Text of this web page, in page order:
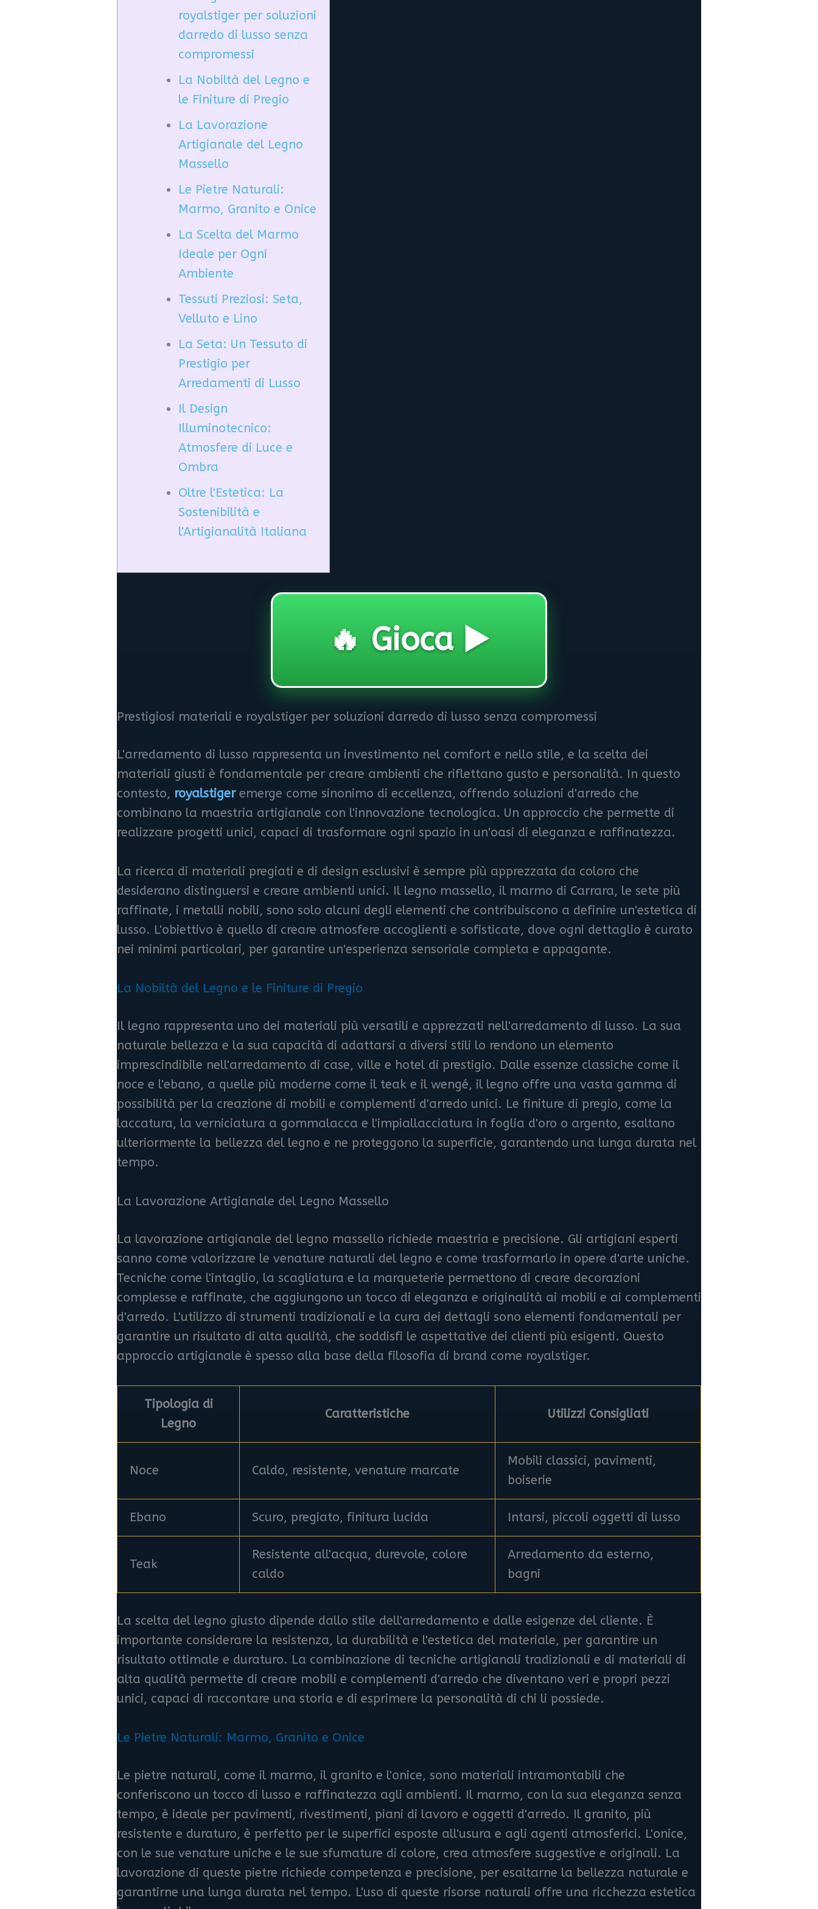
royalstiger per soluzioni
darredo di lusso senza
compromessi
La Nobiltà del Legno e
le Finiture di Pregio
La Lavorazione
Artigianale del Legno
Massello
Le Pietre Naturali:
Marmo, Granito e Onice
La Scelta del Marmo
Ideale per Ogni
Ambiente
Tessuti Preziosi: Seta,
Velluto e Lino
La Seta: Un Tessuto di
Prestigio per
Arredamenti di Lusso
Il Design
Illuminotecnico:
Atmosfere di Luce e
Ombra
Oltre l'Estetica: La
Sostenibilità e
l'Artigianalità Italiana
🔥 Gioca ▶️
Prestigiosi materiali e royalstiger per soluzioni darredo di lusso senza compromessi
L'arredamento di lusso rappresenta un investimento nel comfort e nello stile, e la scelta dei
materiali giusti è fondamentale per creare ambienti che riflettano gusto e personalità. In questo
contesto, royalstigeremerge come sinonimo di eccellenza, offrendo soluzioni d'arredo che
combinano la maestria artigianale con l'innovazione tecnologica. Un approccio che permette di
realizzare progetti unici, capaci di trasformare ogni spazio in un'oasi di eleganza e raffinatezza.
La ricerca di materiali pregiati e di design esclusivi è sempre più apprezzata da coloro che
desiderano distinguersi e creare ambienti unici. Il legno massello, il marmo di Carrara, le sete più
raffinate, i metalli nobili, sono solo alcuni degli elementi che contribuiscono a definire un'estetica di
lusso. L'obiettivo è quello di creare atmosfere accoglienti e sofisticate, dove ogni dettaglio è curato
nei minimi particolari, per garantire un'esperienza sensoriale completa e appagante.
La Nobiltà del Legno e le Finiture di Pregio
Il legno rappresenta uno dei materiali più versatili e apprezzati nell'arredamento di lusso. La sua
naturale bellezza e la sua capacità di adattarsi a diversi stili lo rendono un elemento
imprescindibile nell'arredamento di case, ville e hotel di prestigio. Dalle essenze classiche come il
noce e l'ebano, a quelle più moderne come il teak e il wengé, il legno offre una vasta gamma di
possibilità per la creazione di mobili e complementi d'arredo unici. Le finiture di pregio, come la
laccatura, la verniciatura a gommalacca e l'impiallacciatura in foglia d'oro o argento, esaltano
ulteriormente la bellezza del legno e ne proteggono la superficie, garantendo una lunga durata nel
tempo.
La Lavorazione Artigianale del Legno Massello
La lavorazione artigianale del legno massello richiede maestria e precisione. Gli artigiani esperti
sanno come valorizzare le venature naturali del legno e come trasformarlo in opere d'arte uniche.
Tecniche come l'intaglio, la scagliatura e la marqueterie permettono di creare decorazioni
complesse e raffinate, che aggiungono un tocco di eleganza e originalità ai mobili e ai complementi
d'arredo. L'utilizzo di strumenti tradizionali e la cura dei dettagli sono elementi fondamentali per
garantire un risultato di alta qualità, che soddisfi le aspettative dei clienti più esigenti. Questo
approccio artigianale è spesso alla base della filosofia di brand come royalstiger.
Tipologia di
Legno
Caratteristiche Utilizzi Consigliati
Noce Caldo, resistente, venature marcate
Mobili classici, pavimenti,
boiserie
Ebano Scuro, pregiato, finitura lucida Intarsi, piccoli oggetti di lusso
Teak
Resistente all'acqua, durevole, colore
caldo
Arredamento da esterno,
bagni
La scelta del legno giusto dipende dallo stile dell'arredamento e dalle esigenze del cliente. È
importante considerare la resistenza, la durabilità e l'estetica del materiale, per garantire un
risultato ottimale e duraturo. La combinazione di tecniche artigianali tradizionali e di materiali di
alta qualità permette di creare mobili e complementi d'arredo che diventano veri e propri pezzi
unici, capaci di raccontare una storia e di esprimere la personalità di chi li possiede.
Le Pietre Naturali: Marmo, Granito e Onice
Le pietre naturali, come il marmo, il granito e l'onice, sono materiali intramontabili che
conferiscono un tocco di lusso e raffinatezza agli ambienti. Il marmo, con la sua eleganza senza
tempo, è ideale per pavimenti, rivestimenti, piani di lavoro e oggetti d'arredo. Il granito, più
resistente e duraturo, è perfetto per le superfici esposte all'usura e agli agenti atmosferici. L'onice,
con le sue venature uniche e le sue sfumature di colore, crea atmosfere suggestive e originali. La
lavorazione di queste pietre richiede competenza e precisione, per esaltarne la bellezza naturale e
garantirne una lunga durata nel tempo. L'uso di queste risorse naturali offre una ricchezza estetica